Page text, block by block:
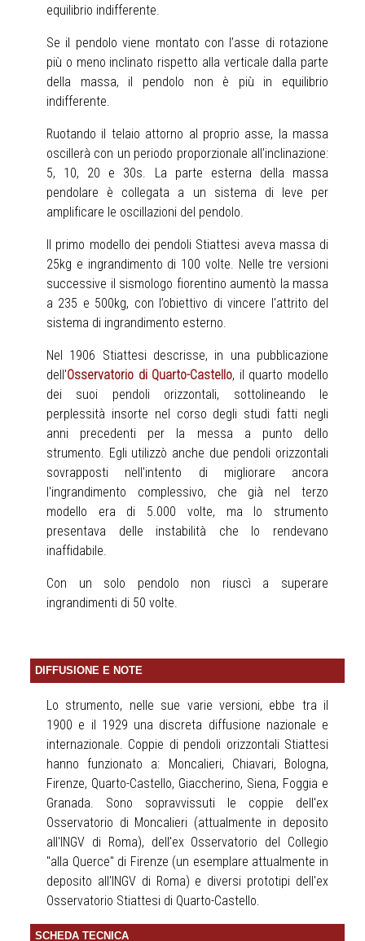
equilibrio indifferente.
Se il pendolo viene montato con l’asse di rotazione
più o meno inclinato rispetto alla verticale dalla parte
della massa, il pendolo non è più in equilibrio
indifferente.
Ruotando il telaio attorno al proprio asse, la massa
oscillerà con un periodo proporzionale all’inclinazione:
5, 10, 20 e 30s. La parte esterna della massa
pendolare è collegata a un sistema di leve per
amplificare le oscillazioni del pendolo.
Il primo modello dei pendoli Stiattesi aveva massa di
25kg e ingrandimento di 100 volte. Nelle tre versioni
successive il sismologo fiorentino aumentò la massa
a 235 e 500kg, con l’obiettivo di vincere l'attrito del
sistema di ingrandimento esterno.
Nel 1906 Stiattesi descrisse, in una pubblicazione
dell'Osservatorio di Quarto-Castello, il quarto modello
dei suoi pendoli orizzontali, sottolineando le
perplessità insorte nel corso degli studi fatti negli
anni precedenti per la messa a punto dello
strumento. Egli utilizzò anche due pendoli orizzontali
sovrapposti nell'intento di migliorare ancora
l'ingrandimento complessivo, che già nel terzo
modello era di 5.000 volte, ma lo strumento
presentava delle instabilità che lo rendevano
inaffidabile.
Con un solo pendolo non riuscì a superare
ingrandimenti di 50 volte.
DIFFUSIONE E NOTE
Lo strumento, nelle sue varie versioni, ebbe tra il
1900 e il 1929 una discreta diffusione nazionale e
internazionale. Coppie di pendoli orizzontali Stiattesi
hanno funzionato a: Moncalieri, Chiavari, Bologna,
Firenze, Quarto-Castello, Giaccherino, Siena, Foggia e
Granada. Sono sopravvissuti le coppie dell'ex
Osservatorio di Moncalieri (attualmente in deposito
all'INGV di Roma), dell'ex Osservatorio del Collegio
"alla Querce" di Firenze (un esemplare attualmente in
deposito all'INGV di Roma) e diversi prototipi dell'ex
Osservatorio Stiattesi di Quarto-Castello.
SCHEDA TECNICA